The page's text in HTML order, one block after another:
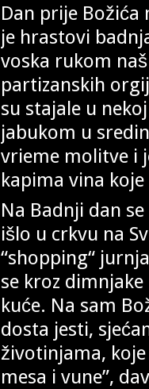
Dan prije
je hrastovi
voska rukom
partizanskih
su stajale u
jabukom u
vrieme molitve i
kapima vina
Na Badnji dan
išlo u crkvu na
“shopping“
se kroz
kuće. Na sam
dosta jesti,
životinjama,
mesa i vune”,